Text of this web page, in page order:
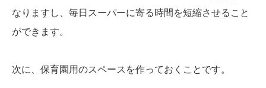
なりますし、毎日スーパーに寄る時間を短縮させること
ができます。
次に、保育園用のスペースを作っておくことです。